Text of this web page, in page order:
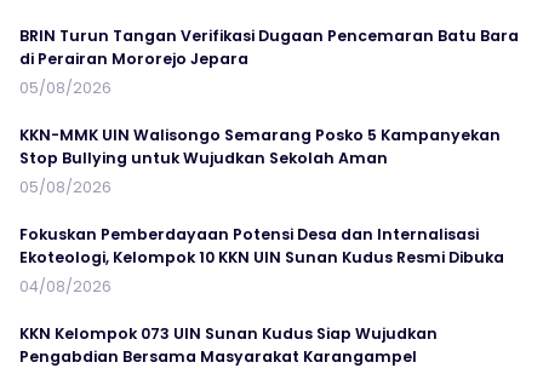
BRIN Turun Tangan Verifikasi Dugaan Pencemaran Batu Bara
di Perairan Mororejo Jepara
05/08/2026
KKN-MMK UIN Walisongo Semarang Posko 5 Kampanyekan
Stop Bullying untuk Wujudkan Sekolah Aman
05/08/2026
Fokuskan Pemberdayaan Potensi Desa dan Internalisasi
Ekoteologi, Kelompok 10 KKN UIN Sunan Kudus Resmi Dibuka
04/08/2026
KKN Kelompok 073 UIN Sunan Kudus Siap Wujudkan
Pengabdian Bersama Masyarakat Karangampel